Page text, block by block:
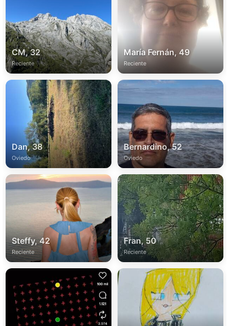
CM, 32
Reciente
María Fernán, 49
Reciente
Dan, 38
Oviedo
Bernardino, 52
Oviedo
Steffy, 42
Reciente
Fran, 50
Reciente